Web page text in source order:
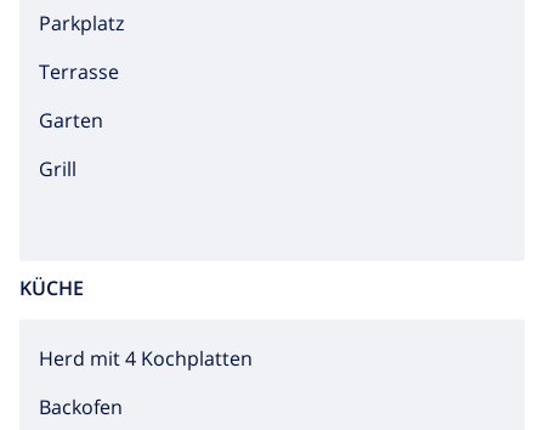
Parkplatz
Terrasse
Garten
Grill
KÜCHE
Herd mit 4 Kochplatten
Backofen